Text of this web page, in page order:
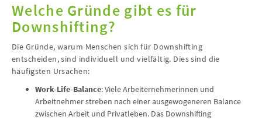
Welche Gründe gibt es für
Downshifting?
Die Gründe, warum Menschen sich für Downshifting
entscheiden, sind individuell und vielfältig. Dies sind die
häufigsten Ursachen:
Work-Life-Balance: Viele Arbeiternehmerinnen und
Arbeitnehmer streben nach einer ausgewogeneren Balance
zwischen Arbeit und Privatleben. Das Downshifting